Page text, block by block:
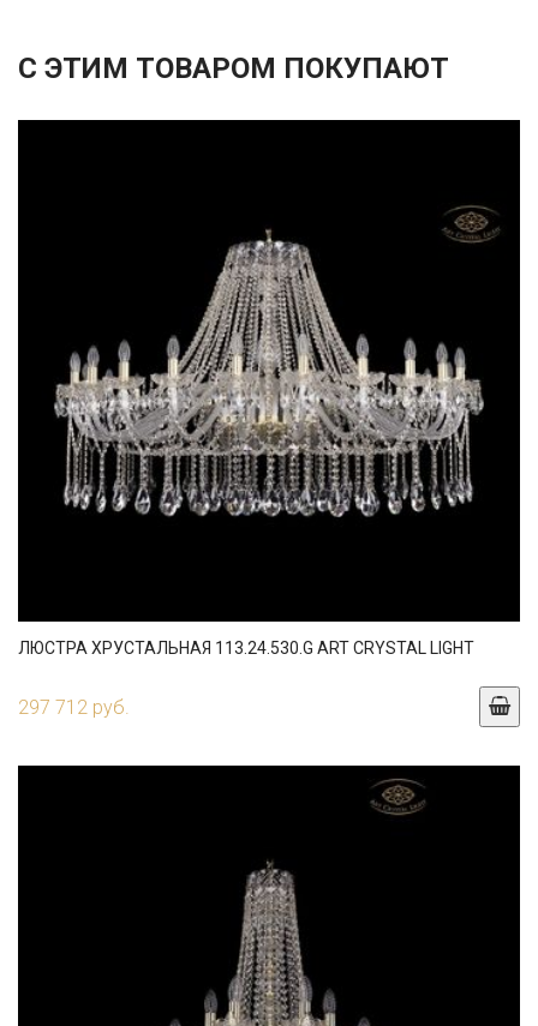
С ЭТИМ ТОВАРОМ ПОКУПАЮТ
ЛЮСТРА ХРУСТАЛЬНАЯ 113.24.530.G ART CRYSTAL LIGHT
297 712 руб.